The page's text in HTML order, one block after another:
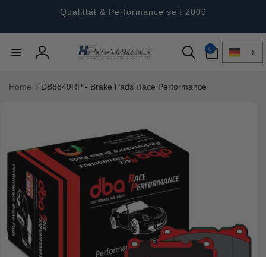
Qualittät & Performance seit 2009
Einloggen
0
Artikel
Home DB8849RP - Brake Pads Race Performance